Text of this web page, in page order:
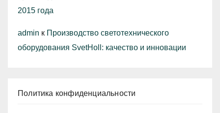
2015 года
admin к Производство светотехнического
оборудования SvetHoll: качество и инновации
Политика конфиденциальности